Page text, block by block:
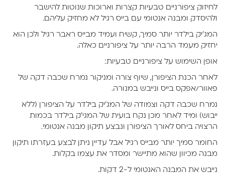
לחיזוק ציפורניים טבעיות קצרות וארוכות שנוטות להישבר
ולהיסדק ומבנה אנטומי עם בייס רגיל לא מחזיק עליהם.
המג'יק בילדר יותר סמיך, קשיח ועמיד מבייס ראבר רגיל ולכן הוא
יחזיק מעמד הרבה יותר על ציפורניים כאלה.
אופן השימוש על ציפורניים טבעיות:
לאחר הכנת הציפורן, שיוף צורה ומניקור נמרח שכבה דקה של
פאוור/אפקס בייס ונייבש במנורה.
נמרח שכבה דקה וצמודה של המג'יק בילדר על הציפורן (ללא
ייבוש) ומיד לאחר מכן נקח בועית של המגי'ק בילדר בכמות
הרצויה ביחס לאורך הציפורן ונבצע תיקון מבנה אנטומי.
החומר סמיך יותר מבייס רגיל אבל עדיין ניתן לבצע בעזרתו תיקון
מבנה מכיוון שהוא מתיישר ומסדר את עצמו בקלות.
נייבש את המבנה האנטומי ל-2 דקות.